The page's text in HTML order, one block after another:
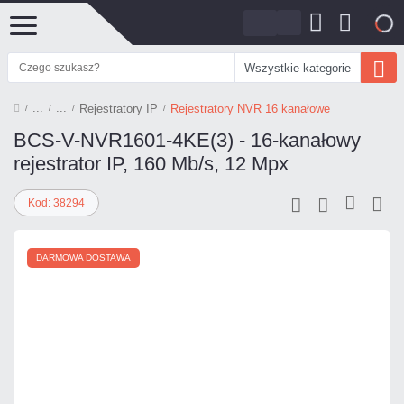
0
Wszystkie kategorie
Rejestratory IP Rejestratory NVR 16 kanałowe
BCS-V-NVR1601-4KE(3) - 16-kanałowy
rejestrator IP, 160 Mb/s, 12 Mpx
Kod: 38294
DARMOWA DOSTAWA